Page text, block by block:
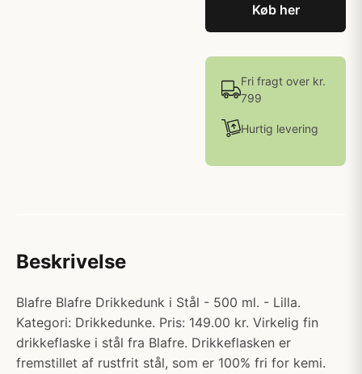
Køb her
Fri fragt over kr.
799
Hurtig levering
Beskrivelse
Blafre Blafre Drikkedunk i Stål - 500 ml. - Lilla.
Kategori: Drikkedunke. Pris: 149.00 kr. Virkelig fin
drikkeflaske i stål fra Blafre. Drikkeflasken er
fremstillet af rustfrit stål, som er 100% fri for kemi.